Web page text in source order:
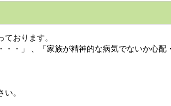
おります。
・」 、「家族が精神的な病気でないか心配
。